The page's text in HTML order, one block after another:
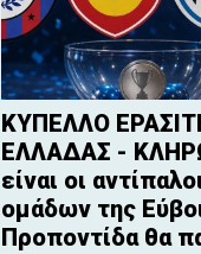
ΚΥΠΕΛΛΟ
ΕΛΛΑΔΑΣ -
είναι οι
ομάδων της
Προποντίδα θα